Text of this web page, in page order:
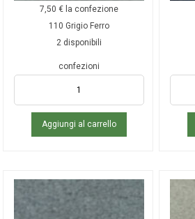
7,50 € la confezione
110 Grigio Ferro
2 disponibili
confezioni
Aggiungi al carrello